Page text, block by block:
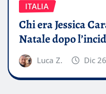
ITALIA
Chi era Jessica
Natale dopo
Luca Z. Dic